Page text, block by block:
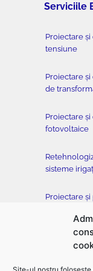
Serviciile
Proiectare
tensiune
Proiectare
de
Proiectare
fotovoltaice
sisteme
Proiectare
Testare